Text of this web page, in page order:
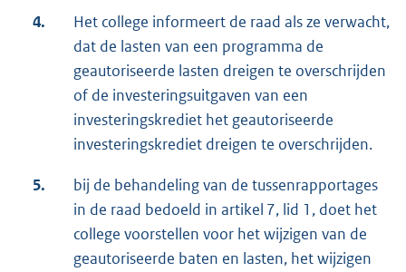
4.
Het college informeert de raad als ze verwacht,
dat de lasten van een programma de
geautoriseerde lasten dreigen te overschrijden
of de investeringsuitgaven van een
investeringskrediet het geautoriseerde
investeringskrediet dreigen te overschrijden.
5.
bij de behandeling van de tussenrapportages
in de raad bedoeld in artikel 7, lid 1, doet het
college voorstellen voor het wijzigen van de
geautoriseerde baten en lasten, het wijzigen